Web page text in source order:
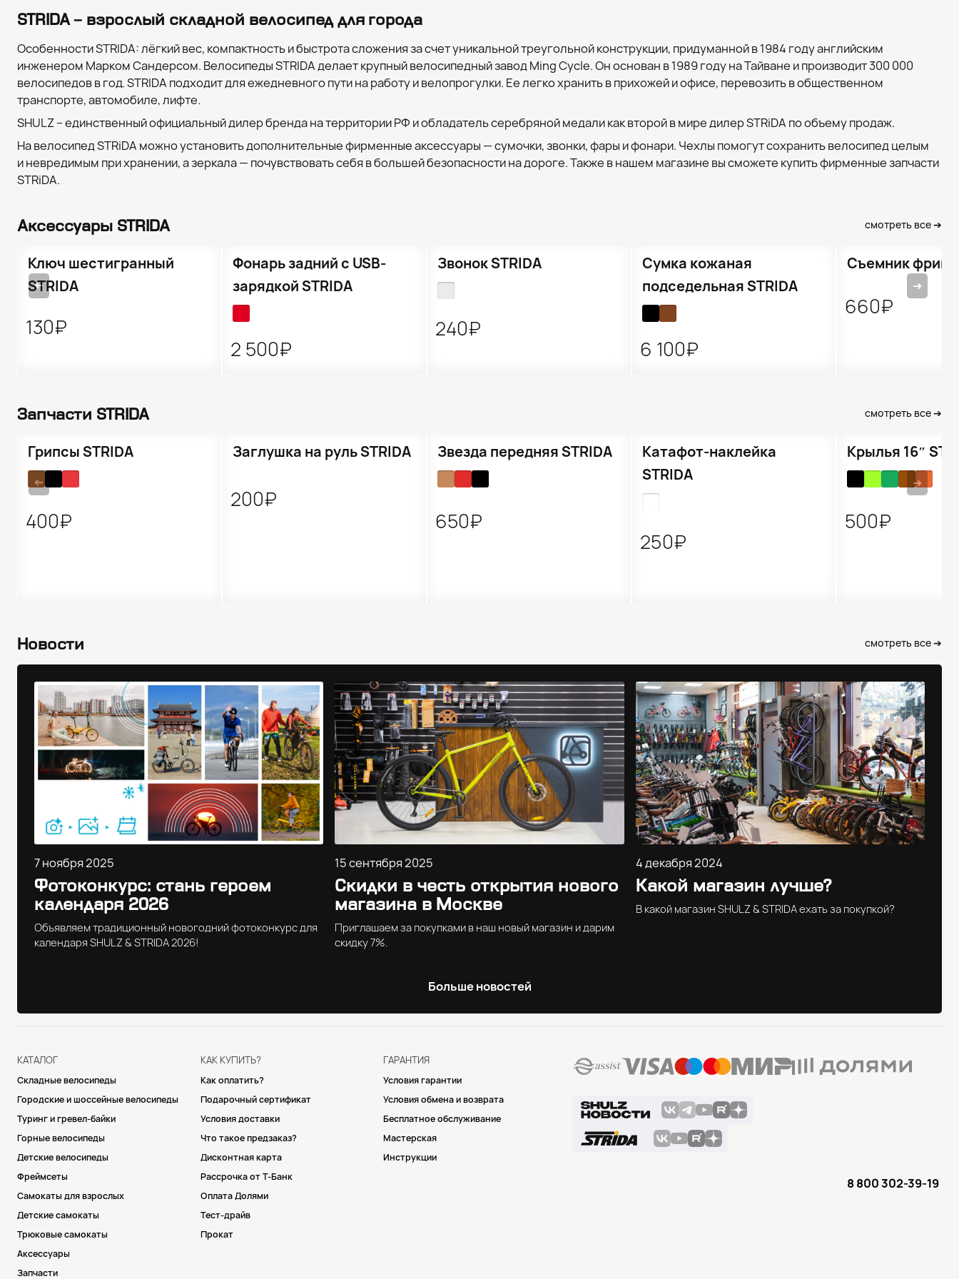
STRIDA – взрослый складной велосипед для города
Особенности STRIDA: лёгкий вес, компактность и быстрота сложения за счет уникальной треугольной конструкции, придуманной в 1984 году английским
инженером Марком Сандерсом. Велосипеды STRIDA делает крупный велосипедный завод Ming Cycle. Он основан в 1989 году на Тайване и производит 300 000
велосипедов в год. STRIDA подходит для ежедневного пути на работу и велопрогулки. Ее легко хранить в прихожей и офисе, перевозить в общественном
транспорте, автомобиле, лифте.
SHULZ – единственный официальный дилер бренда на территории РФ и обладатель серебряной медали как второй в мире дилер STRiDA по объему продаж.
На велосипед STRiDA можно установить дополнительные фирменные аксессуары — сумочки, звонки, фары и фонари. Чехлы помогут сохранить велосипед целым
и невредимым при хранении, а зеркала — почувствовать себя в большей безопасности на дороге. Также в нашем магазине вы сможете купить фирменные запчасти
STRiDA.
Аксессуары STRIDA смотреть все ➔
Ключ шестигранный
STRIDA
130₽
Фонарь задний с USB-
зарядкой STRIDA
2 500₽
Звонок STRIDA
240₽
Сумка кожаная
подседельная STRIDA
6 100₽
Съемник
660₽
➔ ➔
Запчасти STRIDA смотреть все ➔
Грипсы STRIDA
400₽
Заглушка на руль STRIDA
200₽
Звезда передняя STRIDA
650₽
Катафот-наклейка
STRIDA
250₽
Крылья 16″
500₽
➔ ➔
Новости смотреть все ➔
7 ноября 2025
Фотоконкурс: стань героем
календаря 2026
Объявляем традиционный новогодний фотоконкурс для
календаря SHULZ & STRIDA 2026!
15 сентября 2025
Скидки в честь открытия нового
магазина в Москве
Приглашаем за покупками в наш новый магазин и дарим
скидку 7%.
4 декабря 2024
Какой магазин лучше?
В какой магазин SHULZ & STRIDA ехать за покупкой?
Больше новостей
КАТАЛОГ
Складные велосипеды
Городские и шоссейные велосипеды
Туринг и гревел-байки
Горные велосипеды
Детские велосипеды
Фреймсеты
Самокаты для взрослых
Детские самокаты
Трюковые самокаты
Аксессуары
Запчасти
КАК КУПИТЬ?
Как оплатить?
Подарочный сертификат
Условия доставки
Что такое предзаказ?
Дисконтная карта
Рассрочка от Т-Банк
Оплата Долями
Тест-драйв
Прокат
ГАРАНТИЯ
Условия гарантии
Условия обмена и возврата
Бесплатное обслуживание
Мастерская
Инструкции
8 800 302-39-19